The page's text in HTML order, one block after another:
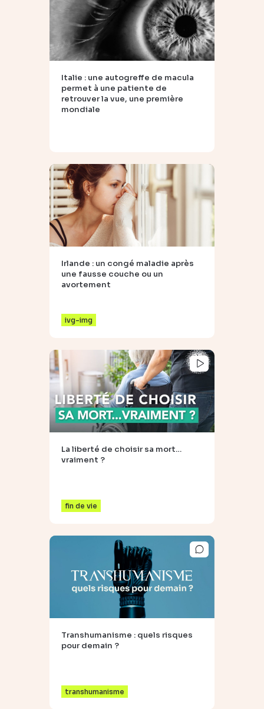
Italie : une autogreffe de macula
permet à une patiente de
retrouver la vue, une première
mondiale
Irlande : un congé maladie après
une fausse couche ou un
avortement
ivg-img
La liberté de choisir sa mort…
vraiment ?
fin de vie
Transhumanisme : quels risques
pour demain ?
transhumanisme